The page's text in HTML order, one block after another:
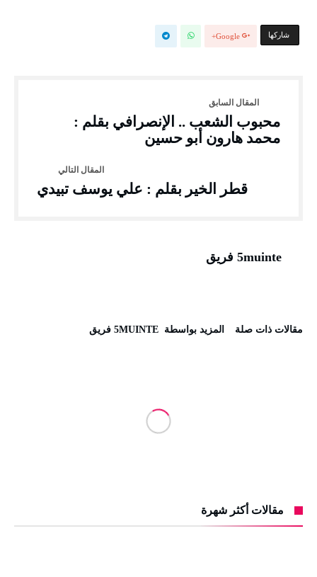
‫‫ شاركها‬ Google+
محبوب الشعب .. الإنصرافي بقلم :
محمد هارون أبو حسين
قطر الخير بقلم : علي يوسف تبيدي
5muinte فريق
‫مقالات ذات صلة‬ ‫‫المزيد بواسطة‬ ‬ 5MUINTE فريق
مقالات أكثر شهرة